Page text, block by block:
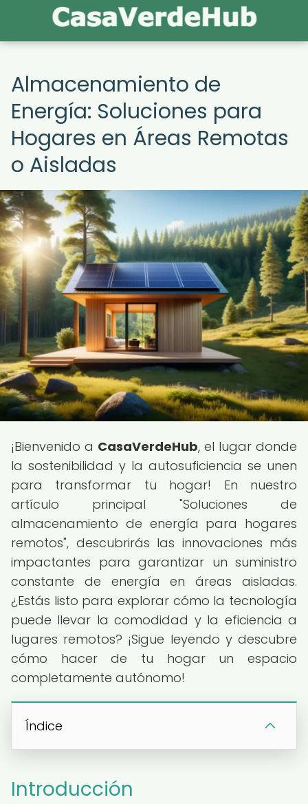
Almacenamiento de
Energía: Soluciones para
Hogares en Áreas Remotas
o Aisladas
¡Bienvenido a CasaVerdeHub, el lugar donde
la sostenibilidad y la autosuficiencia se unen
para transformar tu hogar! En nuestro
artículo principal "Soluciones de
almacenamiento de energía para hogares
remotos", descubrirás las innovaciones más
impactantes para garantizar un suministro
constante de energía en áreas aisladas.
¿Estás listo para explorar cómo la tecnología
puede llevar la comodidad y la eficiencia a
lugares remotos? ¡Sigue leyendo y descubre
cómo hacer de tu hogar un espacio
completamente autónomo!
Índice
Introducción